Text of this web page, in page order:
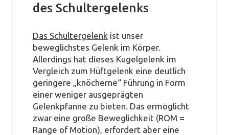
des Schultergelenks
Das Schultergelenk ist unser
beweglichstes Gelenk im Körper.
Allerdings hat dieses Kugelgelenk im
Vergleich zum Hüftgelenk eine deutlich
geringere „knöcherne“ Führung in Form
einer weniger ausgeprägten
Gelenkpfanne zu bieten. Das ermöglicht
zwar eine große Beweglichkeit (ROM =
Range of Motion), erfordert aber eine